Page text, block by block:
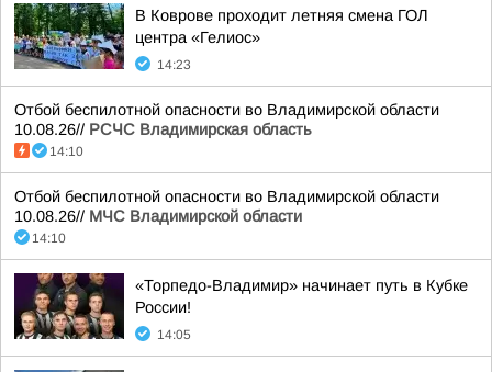
В Коврове проходит летняя смена ГОЛ
центра «Гелиос»
14:23
Отбой беспилотной опасности во Владимирской области
10.08.26// РСЧС Владимирская область
14:10
Отбой беспилотной опасности во Владимирской области
10.08.26// МЧС Владимирской области
14:10
«Торпедо-Владимир» начинает путь в Кубке
России!
14:05